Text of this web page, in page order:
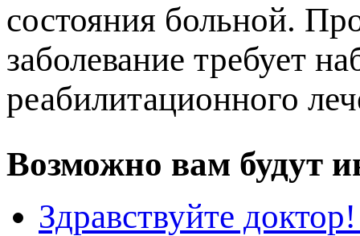
состояния больной.
заболевание требует
реабилитационного
озможно вам будут
Здравствуйте